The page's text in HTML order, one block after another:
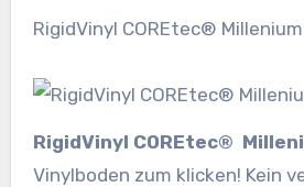
RigidVinyl COREtec®
RigidVinyl COREtec®
Vinylboden zum klicken! Kein